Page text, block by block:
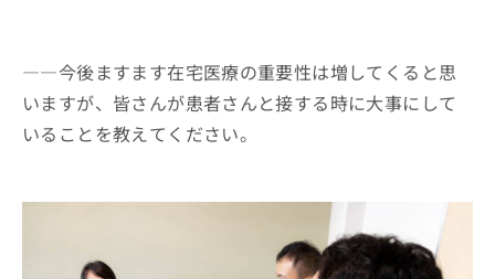
――今後ますます在宅医療の重要性は増してくると思
いますが、皆さんが患者さんと接する時に大事にして
いることを教えてください。